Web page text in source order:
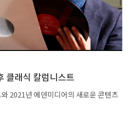
클래식 칼럼니스트
2021년 에덴미디어의 새로운 콘텐츠